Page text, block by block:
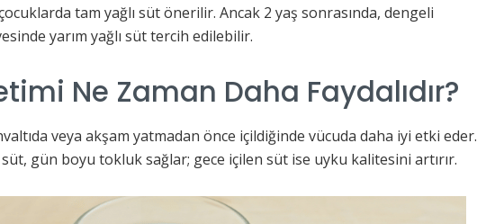
tam yağlı süt önerilir. Ancak 2 yaş sonrasında, dengeli
yarım yağlı süt tercih edilebilir.
Ne Zaman Daha Faydalıdır?
veya akşam yatmadan önce içildiğinde vücuda daha iyi etki eder.
süt, gün boyu tokluk sağlar; gece içilen süt ise uyku kalitesini artırır.